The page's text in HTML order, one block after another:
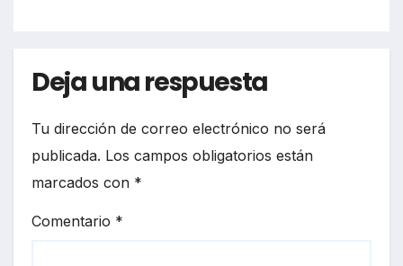
Deja una respuesta
Tu dirección de correo electrónico no será
publicada. Los campos obligatorios están
marcados con *
Comentario *